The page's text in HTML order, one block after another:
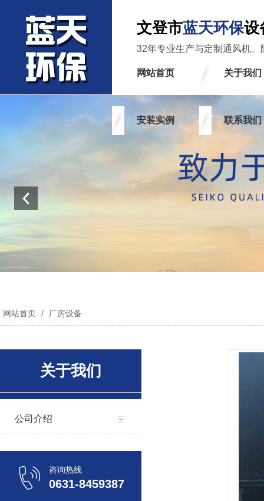
文登市蓝天环保设
32年专业生产与定制通风机、
网站首页 关于我们
安装实例 联系我们
网站首页 / 厂房设备
关于我们
公司介绍
咨询热线
0631-8459387